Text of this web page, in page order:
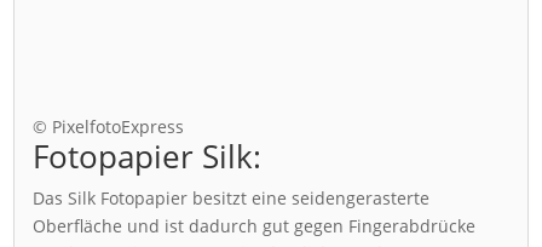
© PixelfotoExpress
Fotopapier Silk:
Das Silk Fotopapier besitzt eine seidengerasterte
Oberfläche und ist dadurch gut gegen Fingerabdrücke